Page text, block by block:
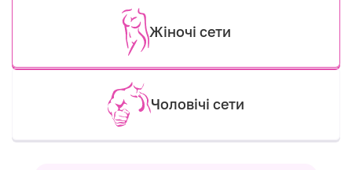
Жіночі сети
Чоловічі сети